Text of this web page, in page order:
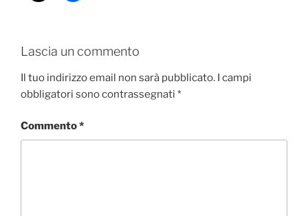
Lascia un commento
Il tuo indirizzo email non sarà pubblicato. I campi
obbligatori sono contrassegnati *
Commento*